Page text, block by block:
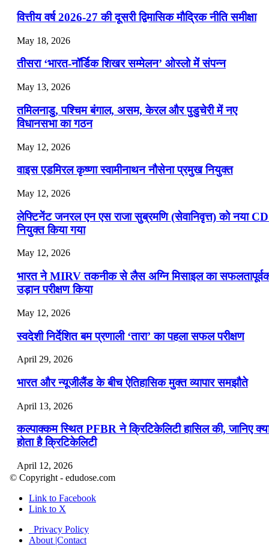
📝 डेली करेंट अफेयर्स: 22-24 जुलाई 2026
July 22, 2026
📝 डेली करेंट अफेयर्स: 19-21 जुलाई 2026
July 19, 2026
📝 डेली करेंट अफेयर्स: 16-18 जुलाई 2026
वित्तीय वर्ष 2026-27 की दूसरी द्विमासिक मौद्रिक नीति समीक्षा
May 18, 2026
तीसरा ‘भारत-नॉर्डिक शिखर सम्मेलन’ ओस्लो में संपन्न
May 13, 2026
तमिलनाडु, पश्चिम बंगाल, असम, केरल और पुडुचेरी में नए
विधानसभा का गठन
May 12, 2026
वाइस एडमिरल कृष्णा स्वामीनाथन नौसेना प्रमुख नियुक्त
May 12, 2026
लेफ्टिनेंट जनरल एन एस राजा सुब्रमणि (सेवानिवृत्त) को नया
नियुक्त किया गया
May 12, 2026
भारत ने MIRV तकनीक से लैस अग्नि मिसाइल का
उड़ान परीक्षण किया
May 12, 2026
स्वदेशी निर्देशित बम प्रणाली ‘तारा’ का पहला सफल परीक्षण
April 29, 2026
भारत और न्यूजीलैंड के बीच ऐतिहासिक मुक्त व्यापार समझौते
April 13, 2026
कल्पाक्कम स्थित PFBR ने क्रिटिकेलिटी हासिल की, जानिए
होता है क्रिटिकेलिटी
April 12, 2026
April 9, 2026
नासा का आर्टेमिस-2 मिशन: मनुष्य एक बार फिर से चंद्रमा के
पहुंचा
© Copyright - edudose.com
Link to Facebook
Link to X
Privacy Policy
About |Contact